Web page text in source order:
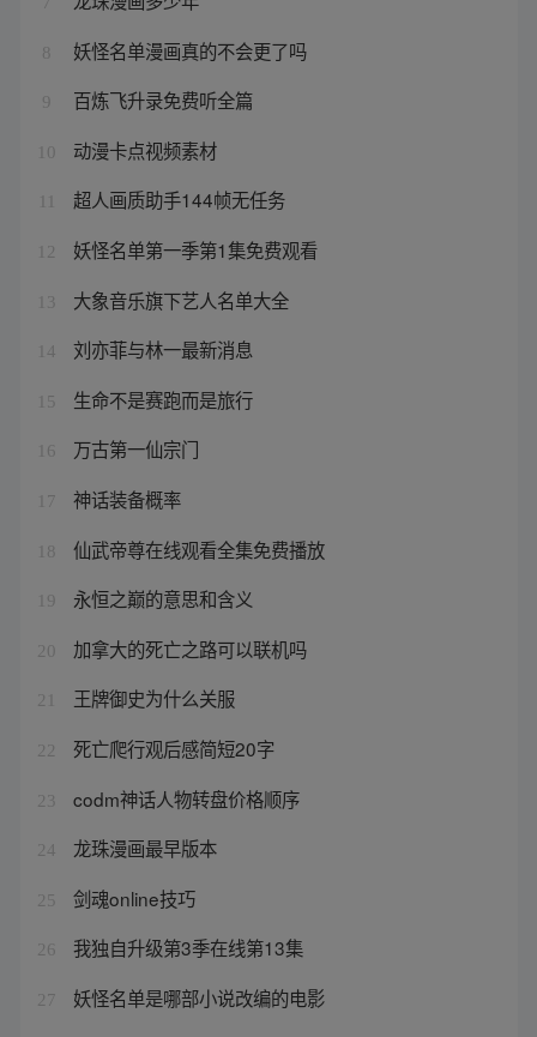
8 妖怪名单漫画真的不会更了吗
9 百炼飞升录免费听全篇
10 动漫卡点视频素材
超人画质助手144帧无任务
12 妖怪名单第一季第1集免费观看
13 大象音乐旗下艺人名单大全
14 刘亦菲与林一最新消息
15 生命不是赛跑而是旅行
16 万古第一仙宗门
17 神话装备概率
18 仙武帝尊在线观看全集免费播放
19 永恒之巅的意思和含义
20 加拿大的死亡之路可以联机吗
21 王牌御史为什么关服
22 死亡爬行观后感简短20字
23 codm神话人物转盘价格顺序
24 龙珠漫画最早版本
25 剑魂online技巧
26 我独自升级第3季在线第13集
27
妖怪名单是哪部小说改编的电影